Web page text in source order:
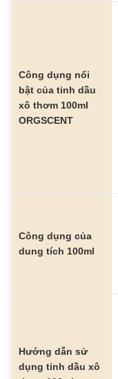
Công dụng nổi
bật của tinh dầu
xô thơm 100ml
ORGSCENT
Công dụng của
dung tích 100ml
Hướng dẫn sử
dụng tinh dầu xô